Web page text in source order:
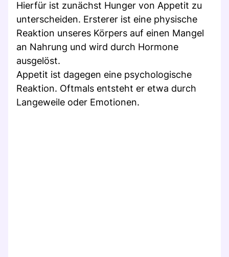
Hierfür ist zunächst Hunger von Appetit zu
unterscheiden. Ersterer ist eine physische
Reaktion unseres Körpers auf einen Mangel
an Nahrung und wird durch Hormone
ausgelöst.
Appetit ist dagegen eine psychologische
Reaktion. Oftmals entsteht er etwa durch
Langeweile oder Emotionen.